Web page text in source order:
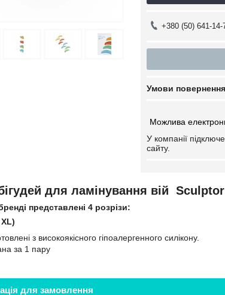
+380 (50) 641-14-
У компанії
сайту.
для ламінування вій
представлені 4 розрізи:
з високоякісного гіпоалергенного силікону.
за 1 пару
для замовлення